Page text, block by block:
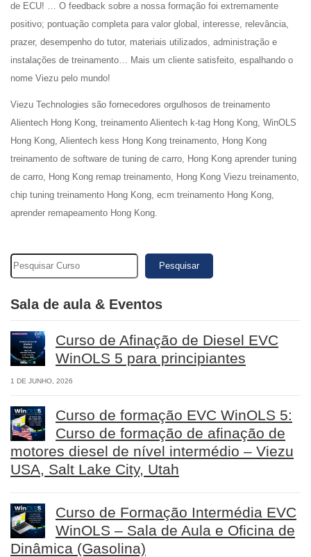
de ECU! … O feedback sobre a nossa formação foi extremamente
positivo; pontuação completa para valor global, interesse, relevância,
prazer, desempenho do tutor, materiais utilizados, administração e
instalações de treinamento… Mais um cliente satisfeito, espalhando o
nome Viezu pelo mundo!
Viezu Technologies são fornecedores orgulhosos de treinamento
Alientech Hong Kong, treinamento Alientech k-tag Hong Kong, WinOLS
Hong Kong, Alientech kess Hong Kong treinamento, Hong Kong
treinamento de software de tuning de carro, Hong Kong aprender tuning
de carro, Hong Kong remap treinamento, Hong Kong Viezu treinamento,
chip tuning treinamento Hong Kong, ecm treinamento Hong Kong,
aprender remapeamento Hong Kong.
Pesquisar
Sala de aula & Eventos
Curso de Afinação de Diesel EVC
WinOLS 5 para principiantes
1 DE JUNHO, 2026
Curso de formação EVC WinOLS 5:
Curso de formação de afinação de
motores diesel de nível intermédio – Viezu
USA, Salt Lake City, Utah
Curso de Formação Intermédia EVC
WinOLS – Sala de Aula e Oficina de
Dinâmica (Gasolina)